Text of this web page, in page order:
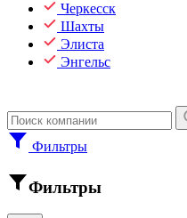
Черкесск
Шахты
Элиста
Энгельс
Фильтры
Фильтры